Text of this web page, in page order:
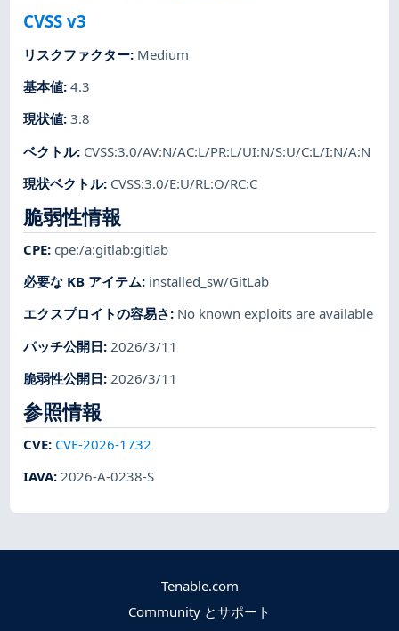
CVSS v3
リスクファクター: Medium
基本値:4.3
現状値:3.8
ベクトル: CVSS:3.0/AV:N/AC:L/PR:L/UI:N/S:U/C:L/I:N/A:N
現状ベクトル: CVSS:3.0/E:U/RL:O/RC:C
脆弱性情報
CPE:cpe:/a:gitlab:gitlab
必要な KB アイテム: installed_sw/GitLab
エクスプロイトの容易さ: No known exploits are available
パッチ公開日: 2026/3/11
脆弱性公開日: 2026/3/11
参照情報
CVE: CVE-2026-1732
IAVA:2026-A-0238-S
Tenable.com
Community とサポート